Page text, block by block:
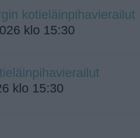
kotieläinpihavierailut
klo 15:30
klo 15:30